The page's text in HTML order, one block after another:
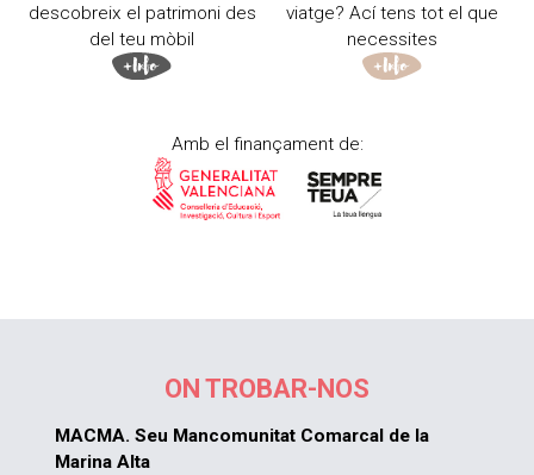
descobreix el patrimoni des
del teu mòbil
viatge? Ací tens tot el que
necessites
Amb el finançament de:
ON TROBAR-NOS
MACMA. Seu Mancomunitat Comarcal de la
Marina Alta